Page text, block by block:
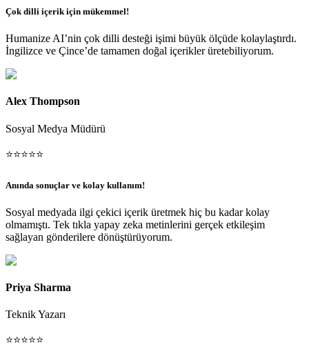
Çok dilli içerik için mükemmel!
Humanize AI’nin çok dilli desteği işimi büyük ölçüde kolaylaştırdı.
İngilizce ve Çince’de tamamen doğal içerikler üretebiliyorum.
Alex Thompson
Sosyal Medya Müdürü
⭐⭐⭐⭐⭐
Anında sonuçlar ve kolay kullanım!
Sosyal medyada ilgi çekici içerik üretmek hiç bu kadar kolay
olmamıştı. Tek tıkla yapay zeka metinlerini gerçek etkileşim
sağlayan gönderilere dönüştürüyorum.
Priya Sharma
Teknik Yazarı
⭐⭐⭐⭐⭐